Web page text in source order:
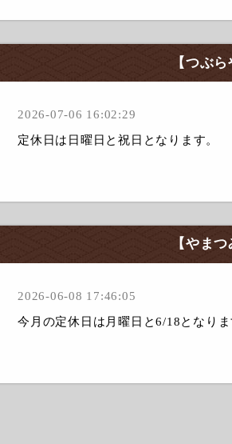
【つぶ
2026-07-06 16:02:29
定休日は日曜日と祝日となります。
【やま
2026-06-08 17:46:05
今月の定休日は月曜日と6/18となりま